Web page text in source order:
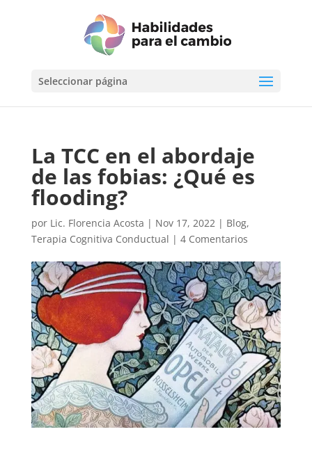
Seleccionar página
La TCC en el abordaje
de las fobias: ¿Qué es
flooding?
por Lic. Florencia Acosta | Nov 17, 2022| Blog,
Terapia Cognitiva Conductual | 4 Comentarios